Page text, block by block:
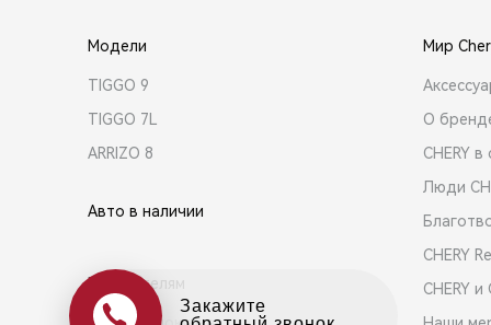
Модели
TIGGO 9
TIGGO 7L
ARRIZO 8
Авто в наличии
Покупателям
Мир
О
CHERY
Люди
CHERY
CHERY
Оцените свой авто